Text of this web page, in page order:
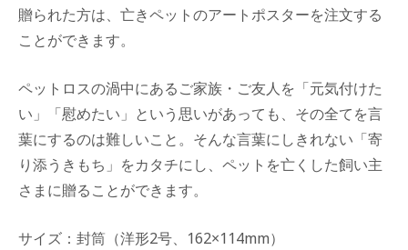
贈られた方は、亡きペットのアートポスターを注文する
ことができます。
ペットロスの渦中にあるご家族・ご友人を「元気付けた
い」「慰めたい」という思いがあっても、その全てを言
葉にするのは難しいこと。そんな言葉にしきれない「寄
り添うきもち」をカタチにし、ペットを亡くした飼い主
さまに贈ることができます。
サイズ：封筒（洋形2号、162×114mm）